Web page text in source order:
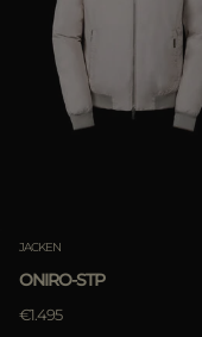
JACKEN
ONIRO-STP
€1.495